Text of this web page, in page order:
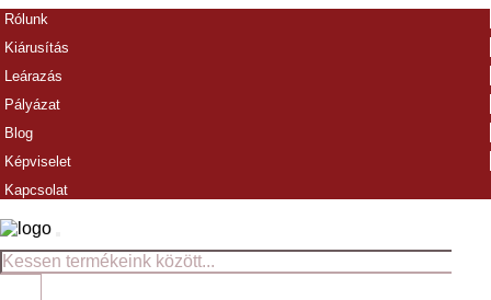
Rólunk
Kiárusítás
Leárazás
Pályázat
Blog
Képviselet
Kapcsolat